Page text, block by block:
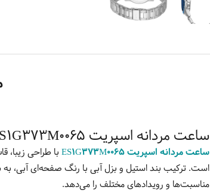
ساعت مردانه اسپریت ES1G373M0065
ساعت مردانه اسپریت ES1G373M0065
است. ترکیب بند استیل و بزل آبی با رنگ صفحه‌ای آبی،
مناسبت‌ها و رویدادهای مختلف را می‌دهد.